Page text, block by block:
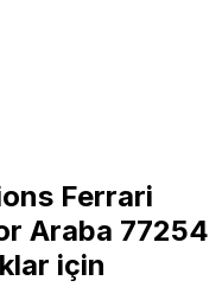
Ferrari
Araba 77254
için